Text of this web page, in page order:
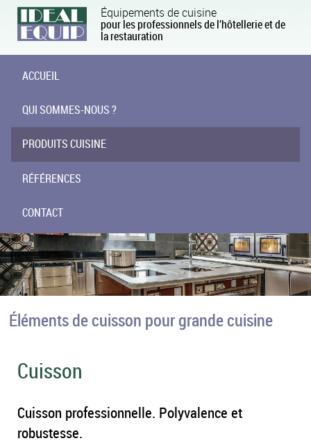
Équipements de cuisine
pour les professionnels de l’hôtellerie et de
la restauration
ACCUEIL
QUI SOMMES-NOUS ?
PRODUITS CUISINE
RÉFÉRENCES
CONTACT
Éléments de cuisson pour grande cuisine
Cuisson
Cuisson professionnelle. Polyvalence et
robustesse.